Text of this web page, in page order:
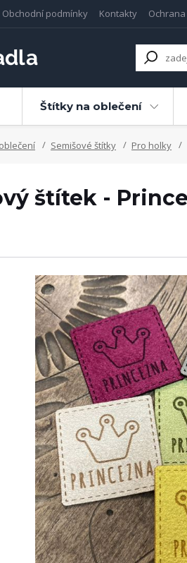
Obchodní podmínky Kontakty
Štítky na oblečení
Semišové štítky Pro holky
štítek -